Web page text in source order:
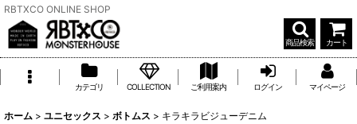
RBTXCO ONLINE SHOP
商品検索 カート
カテゴリ COLLECTION ご利用案内 ログイン マイページ
ホーム > ユニセックス > ボトムス > キラキラビジューデニム